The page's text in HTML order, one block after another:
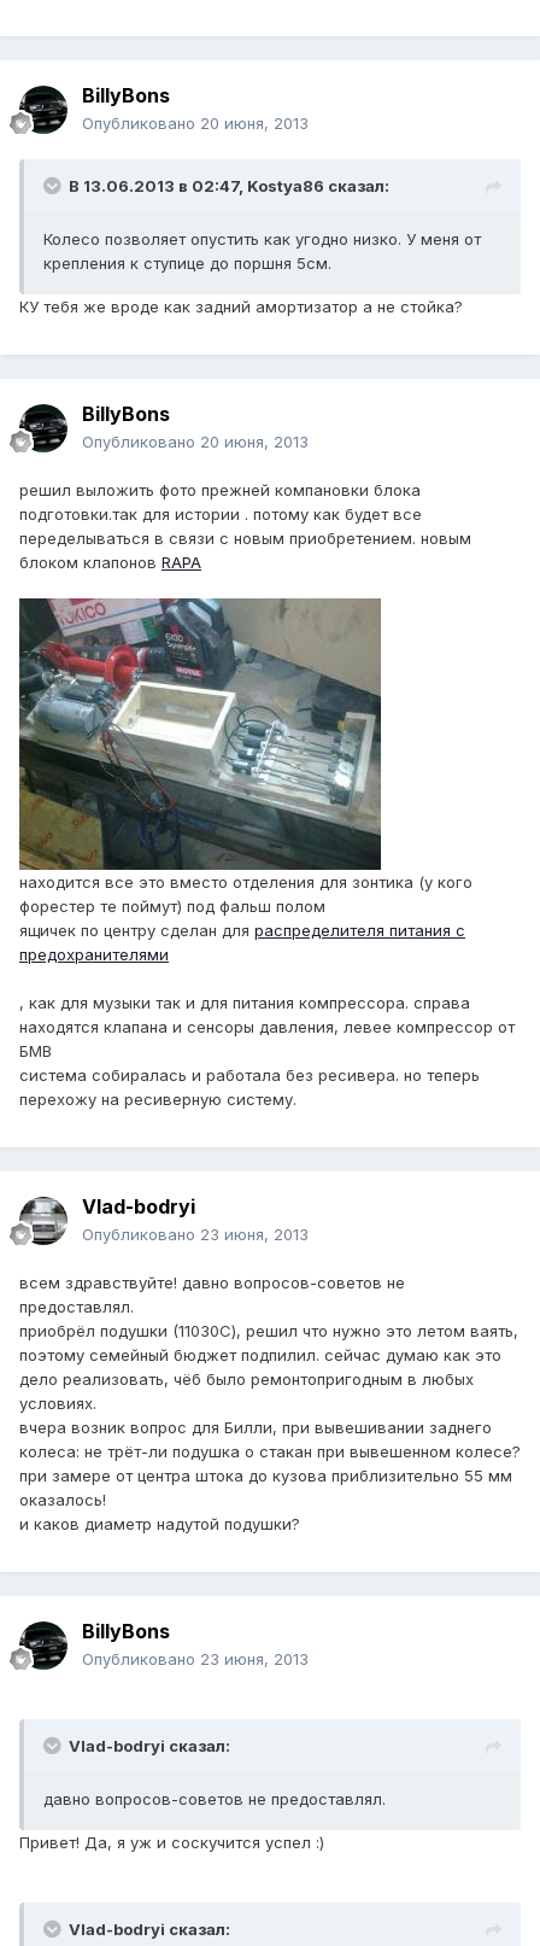
BillyBons
Опубликовано 20 июня, 2013
В 13.06.2013 в 02:47, Kostya86 сказал:
Колесо позволяет опустить как угодно низко. У меня от
крепления к ступице до поршня 5см.
КУ тебя же вроде как задний амортизатор а не стойка?
BillyBons
Опубликовано 20 июня, 2013
решил выложить фото прежней компановки блока
подготовки.так для истории . потому как будет все
переделываться в связи с новым приобретением. новым
блоком клапонов RAPA
находится все это вместо отделения для зонтика (у кого
форестер те поймут) под фальш полом
ящичек по центру сделан для распределителя питания с
предохранителями
, как для музыки так и для питания компрессора. справа
находятся клапана и сенсоры давления, левее компрессор от
БМВ
система собиралась и работала без ресивера. но теперь
перехожу на ресиверную систему.
Vlad-bodryi
Опубликовано 23 июня, 2013
всем здравствуйте! давно вопросов-советов не
предоставлял.
приобрёл подушки (11030С), решил что нужно это летом ваять,
поэтому семейный бюджет подпилил. сейчас думаю как это
дело реализовать, чёб было ремонтопригодным в любых
условиях.
вчера возник вопрос для Билли, при вывешивании заднего
колеса: не трёт-ли подушка о стакан при вывешенном колесе?
при замере от центра штока до кузова приблизительно 55 мм
оказалось!
и каков диаметр надутой подушки?
BillyBons
Опубликовано 23 июня, 2013
Vlad-bodryi сказал:
давно вопросов-советов не предоставлял.
Привет! Да, я уж и соскучится успел :)
Vlad-bodryi сказал: